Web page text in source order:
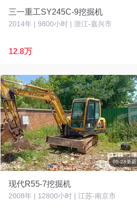
三一重工SY245C-9挖掘机
2014年 | 9800小时 | 浙江-嘉兴市
12.8万
05-28更新
现代R55-7挖掘机
2008年 | 12800小时 | 江苏-南京市